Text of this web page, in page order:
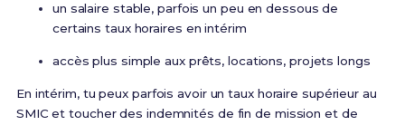
un salaire stable, parfois un peu en dessous de
certains taux horaires en intérim
accès plus simple aux prêts, locations, projets longs
En intérim, tu peux parfois avoir un taux horaire supérieur au
SMIC et toucher des indemnités de fin de mission et de